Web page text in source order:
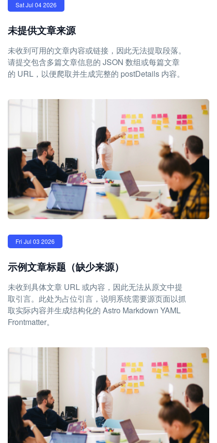
Sat Jul 04 2026
未提供文章来源
未收到可用的文章内容或链接，因此无法提取段落。
请提交包含多篇文章信息的 JSON 数组或每篇文章
的 URL，以便爬取并生成完整的 postDetails 内容。
Fri Jul 03 2026
示例文章标题（缺少来源）
未收到具体文章 URL 或内容，因此无法从原文中提
取引言。此处为占位引言，说明系统需要源页面以抓
取实际内容并生成结构化的 Astro Markdown YAML
Frontmatter。